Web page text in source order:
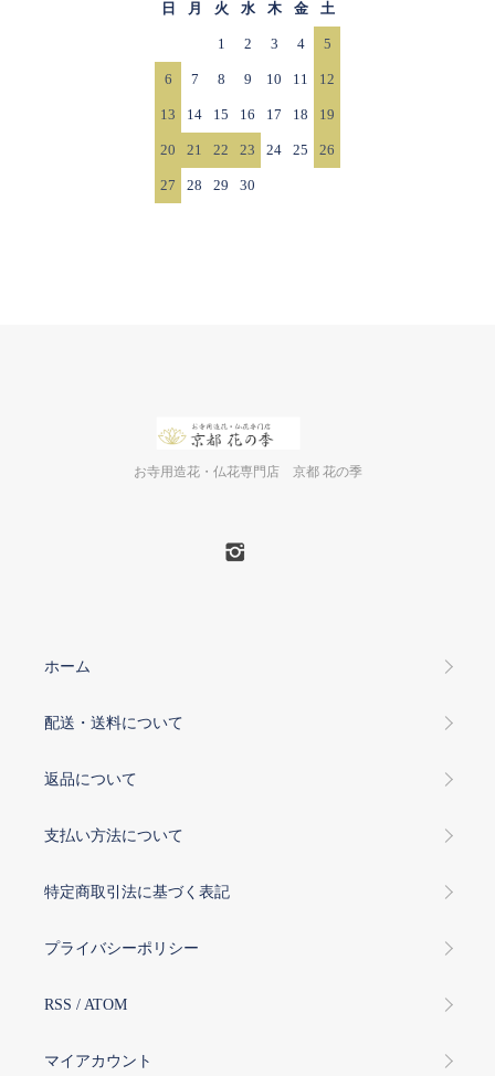
日 月 火 水 木 金 土
1 2 3 4 5
6 7 8 9 10 11 12
13 14 15 16 17 18 19
20 21 22 23 24 25 26
27 28 29 30
お寺用造花・仏花専門店 京都 花の季
ホーム
配送・送料について
返品について
支払い方法について
特定商取引法に基づく表記
プライバシーポリシー
RSS / ATOM
マイアカウント